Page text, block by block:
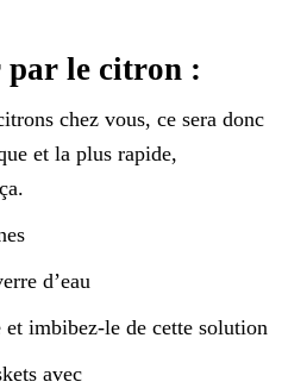
par le citron :
chez vous, ce sera donc
et la plus rapide,
d’eau
imbibez-le de cette solution
avec